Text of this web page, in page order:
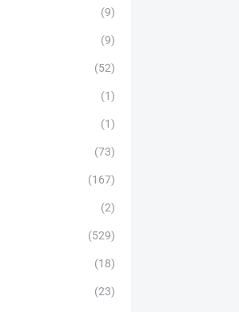
(9)
(9)
(52)
(1)
(1)
(73)
(167)
(2)
(529)
(18)
(23)